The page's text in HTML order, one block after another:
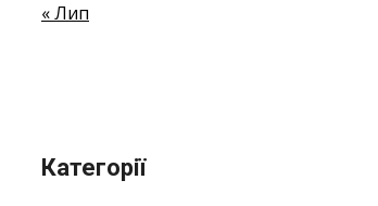
« Лип
Категорії